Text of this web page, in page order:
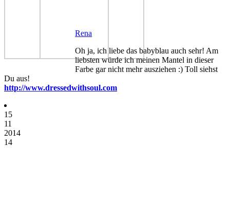
Rena
Oh ja, ich liebe das babyblau auch sehr! Am
liebsten würde ich meinen Mantel in dieser
Farbe gar nicht mehr ausziehen :) Toll siehst
Du aus!
http://www.dressedwithsoul.com
15
11
2014
14